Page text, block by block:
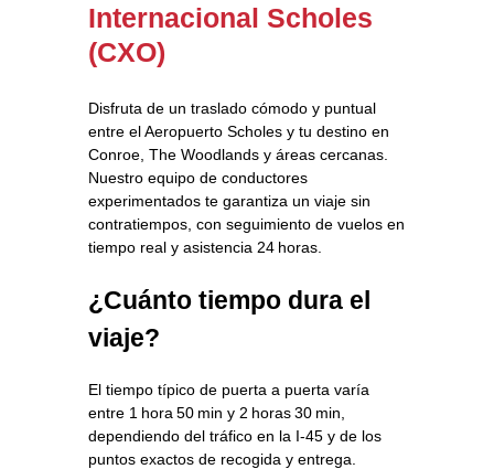
Internacional Scholes
(CXO)
Disfruta de un traslado cómodo y puntual
entre el Aeropuerto Scholes y tu destino en
Conroe, The Woodlands y áreas cercanas.
Nuestro equipo de conductores
experimentados te garantiza un viaje sin
contratiempos, con seguimiento de vuelos en
tiempo real y asistencia 24 horas.
¿Cuánto tiempo dura el
viaje?
El tiempo típico de puerta a puerta varía
entre 1 hora 50 min y 2 horas 30 min,
dependiendo del tráfico en la I‑45 y de los
puntos exactos de recogida y entrega.